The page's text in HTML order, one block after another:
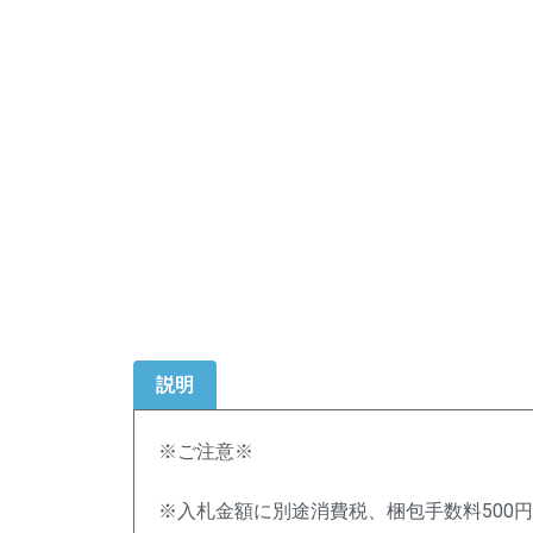
説明
※ご注意※
※入札金額に別途消費税、梱包手数料500円